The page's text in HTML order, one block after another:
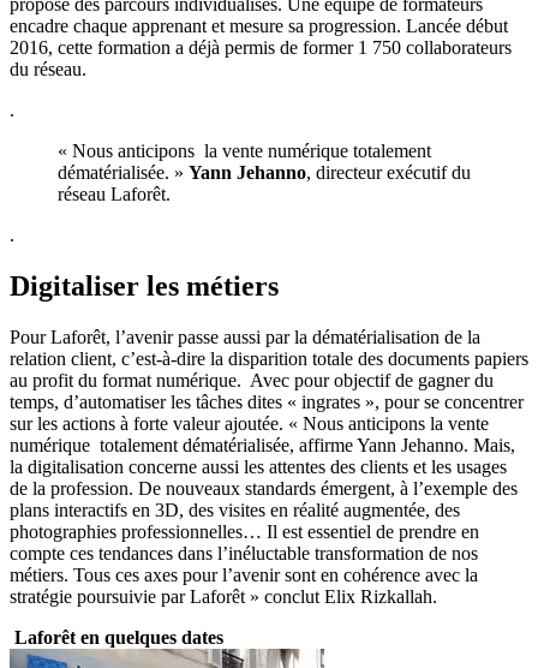
propose des parcours individualisés. Une équipe de formateurs
encadre chaque apprenant et mesure sa progression. Lancée début
2016, cette formation a déjà permis de former 1 750 collaborateurs
du réseau.
.
« Nous anticipons la vente numérique totalement
dématérialisée. » Yann Jehanno, directeur exécutif du
réseau Laforêt.
.
Digitaliser les métiers
Pour Laforêt, l’avenir passe aussi par la dématérialisation de la
relation client, c’est-à-dire la disparition totale des documents papiers
au profit du format numérique. Avec pour objectif de gagner du
temps, d’automatiser les tâches dites « ingrates », pour se concentrer
sur les actions à forte valeur ajoutée. « Nous anticipons la vente
numérique totalement dématérialisée, affirme Yann Jehanno. Mais,
la digitalisation concerne aussi les attentes des clients et les usages
de la profession. De nouveaux standards émergent, à l’exemple des
plans interactifs en 3D, des visites en réalité augmentée, des
photographies professionnelles… Il est essentiel de prendre en
compte ces tendances dans l’inéluctable transformation de nos
métiers. Tous ces axes pour l’avenir sont en cohérence avec la
stratégie poursuivie par Laforêt » conclut Elix Rizkallah.
Laforêt en quelques dates